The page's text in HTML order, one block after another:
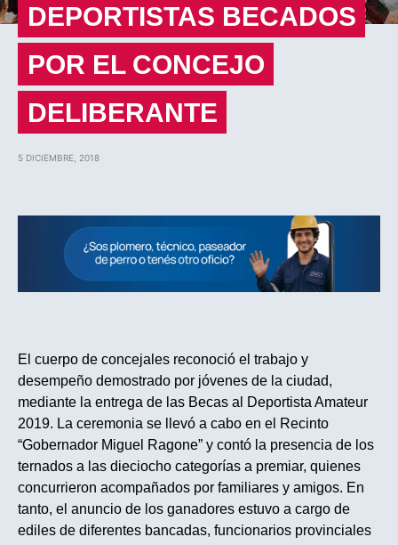
DEPORTISTAS BECADOS
POR EL CONCEJO
DELIBERANTE
5 DICIEMBRE, 2018
El cuerpo de concejales reconoció el trabajo y
desempeño demostrado por jóvenes de la ciudad,
mediante la entrega de las Becas al Deportista Amateur
2019. La ceremonia se llevó a cabo en el Recinto
“Gobernador Miguel Ragone” y contó la presencia de los
ternados a las dieciocho categorías a premiar, quienes
concurrieron acompañados por familiares y amigos. En
tanto, el anuncio de los ganadores estuvo a cargo de
ediles de diferentes bancadas, funcionarios provinciales